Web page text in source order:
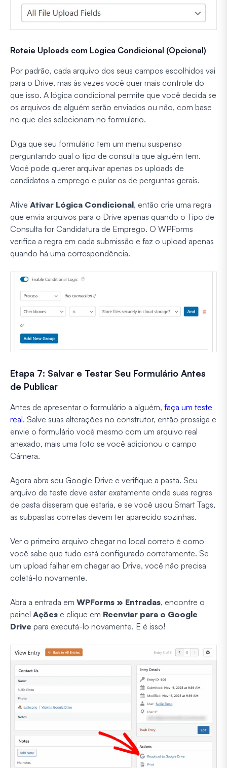
Roteie Uploads com Lógica Condicional (Opcional)
Por padrão, cada arquivo dos seus campos escolhidos vai
para o Drive, mas às vezes você quer mais controle do
que isso. A lógica condicional permite que você decida se
os arquivos de alguém serão enviados ou não, com base
no que eles selecionam no formulário.
Diga que seu formulário tem um menu suspenso
perguntando qual o tipo de consulta que alguém tem.
Você pode querer arquivar apenas os uploads de
candidatos a emprego e pular os de perguntas gerais.
Ative Ativar Lógica Condicional, então crie uma regra
que envia arquivos para o Drive apenas quando o Tipo de
Consulta for Candidatura de Emprego. O WPForms
verifica a regra em cada submissão e faz o upload apenas
quando há uma correspondência.
Etapa 7: Salvar e Testar Seu Formulário Antes
de Publicar
Antes de apresentar o formulário a alguém, faça um teste
real. Salve suas alterações no construtor, então prossiga e
envie o formulário você mesmo com um arquivo real
anexado, mais uma foto se você adicionou o campo
Câmera.
Agora abra seu Google Drive e verifique a pasta. Seu
arquivo de teste deve estar exatamente onde suas regras
de pasta disseram que estaria, e se você usou Smart Tags,
as subpastas corretas devem ter aparecido sozinhas.
Ver o primeiro arquivo chegar no local correto é como
você sabe que tudo está configurado corretamente. Se
um upload falhar em chegar ao Drive, você não precisa
coletá-lo novamente.
Abra a entrada em WPForms » Entradas, encontre o
painel Ações e clique em Reenviar para o Google
Drive para executá-lo novamente. E é isso!